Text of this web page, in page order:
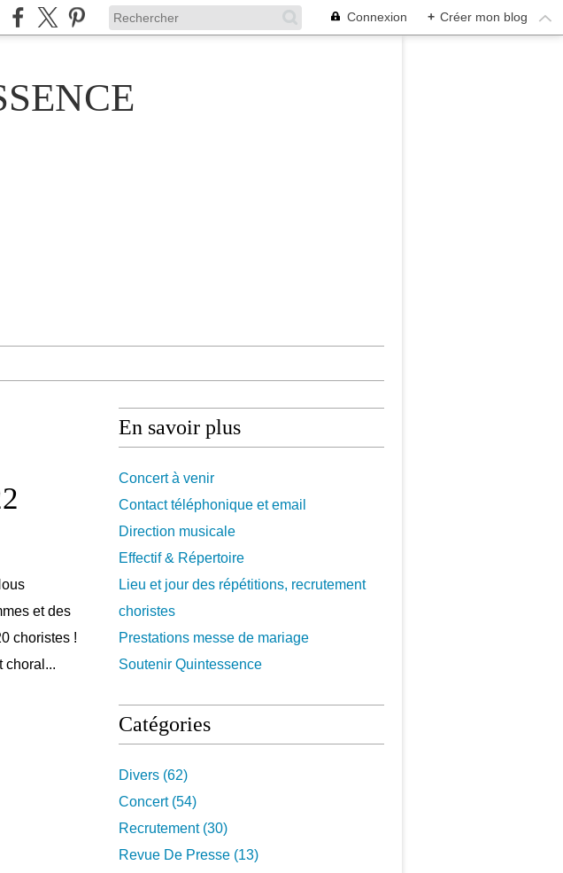
Connexion + Créer mon blog
et des
choristes !
choral...
En savoir plus
Concert à venir
Contact téléphonique et email
Direction musicale
Effectif & Répertoire
Lieu et jour des répétitions, recrutement
choristes
Prestations messe de mariage
Soutenir Quintessence
Catégories
Divers (62)
Concert(54)
Recrutement(30)
Revue De Presse (13)